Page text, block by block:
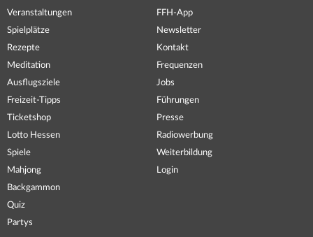
Veranstaltungen
Spielplätze
Rezepte
Meditation
Ausflugsziele
Freizeit-Tipps
Ticketshop
Lotto Hessen
Spiele
Mahjong
Backgammon
Quiz
Partys
FFH-App
Newsletter
Kontakt
Frequenzen
Jobs
Führungen
Presse
Radiowerbung
Weiterbildung
Login